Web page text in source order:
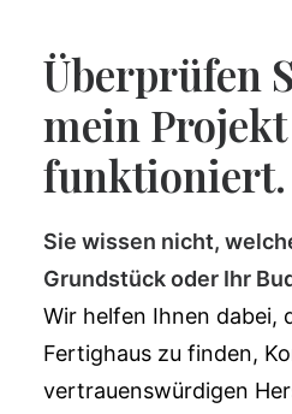
Überprüfen
mein Projekt
funktioniert.
Sie wissen nicht,
Grundstück oder Ihr
Wir helfen Ihnen dabei,
Fertighaus zu finden,
vertrauenswürdigen